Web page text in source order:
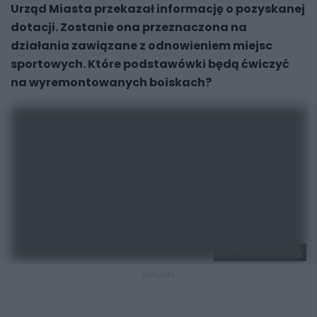
Urząd Miasta przekazał informację o pozyskanej
dotacji. Zostanie ona przeznaczona na
działania zawiązane z odnowieniem miejsc
sportowych. Które podstawówki będą ćwiczyć
na wyremontowanych boiskach?